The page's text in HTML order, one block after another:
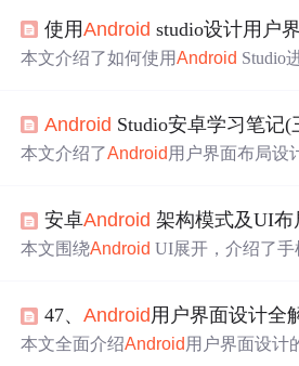
并设置监听事件。接着，通过代码
tView、ImageView、EditText和
使用Android studio设计用户
本文介绍了如何使用Android Studio
面，强调了布局管理、样式设置和
Android Studio安卓学习笔记(
本文介绍了Android 用户界面布局设
相关实例。通过理解这些布局，开
卓应用的用户界面。
安卓Android 架构模式及UI布
本文围绕Android UI展开，介绍了手
对布局等，以及两种定义布局的方
及了安卓的控件。
47、Android用户界面设计全
本文全面介绍Android 用户界面设计